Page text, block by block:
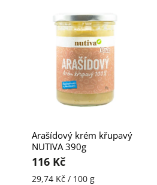
Arašídový krém křupavý
NUTIVA 390g
116 Kč
29,74 Kč / 100 g